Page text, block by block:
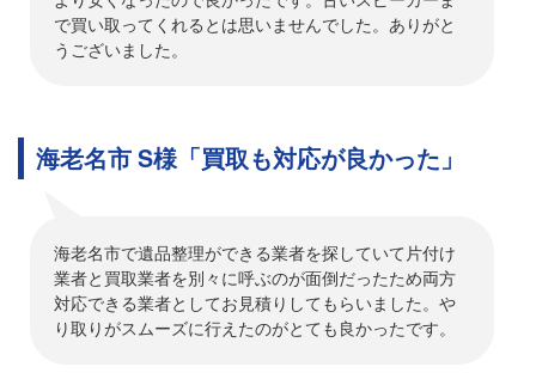
で買い取ってくれるとは思いませんでした。ありがと
うございました。
海老名市 S様「買取も対応が良かった」
海老名市で遺品整理ができる業者を探していて片付け
業者と買取業者を別々に呼ぶのが面倒だったため両方
対応できる業者としてお見積りしてもらいました。や
り取りがスムーズに行えたのがとても良かったです。